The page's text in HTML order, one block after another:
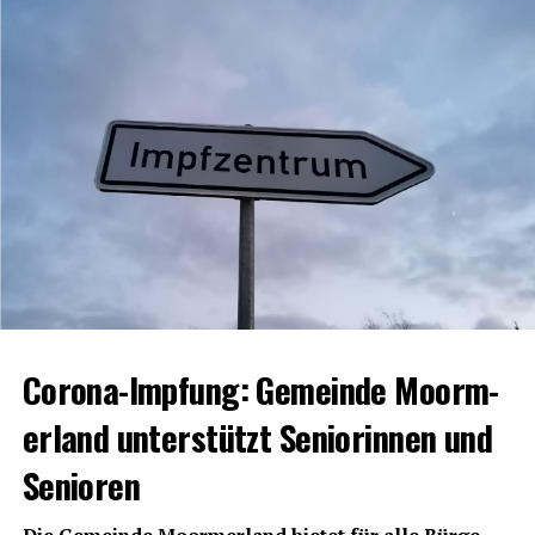
[anzei­ge:]
Coro­na-Imp­fung: Gemein­de Moorm­
er­land unter­stützt Senio­rin­nen und
Senioren